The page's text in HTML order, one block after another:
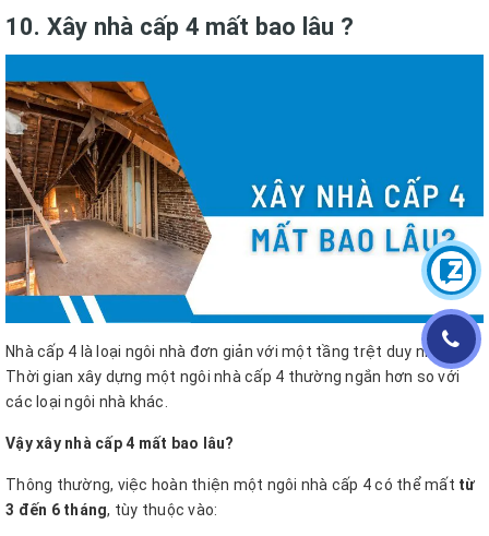
10. Xây nhà cấp 4 mất bao lâu ?
Nhà cấp 4 là loại ngôi nhà đơn giản với một tầng trệt duy nhất.
Thời gian xây dựng một ngôi nhà cấp 4 thường ngắn hơn so với
các loại ngôi nhà khác.
Vậy xây nhà cấp 4 mất bao lâu?
Thông thường, việc hoàn thiện một ngôi nhà cấp 4 có thể mất từ
3 đến 6 tháng, tùy thuộc vào: